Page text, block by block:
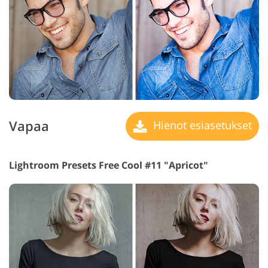
Vapaa Hienot esiasetukset
Lightroom Presets Free Cool #11 "Apricot"